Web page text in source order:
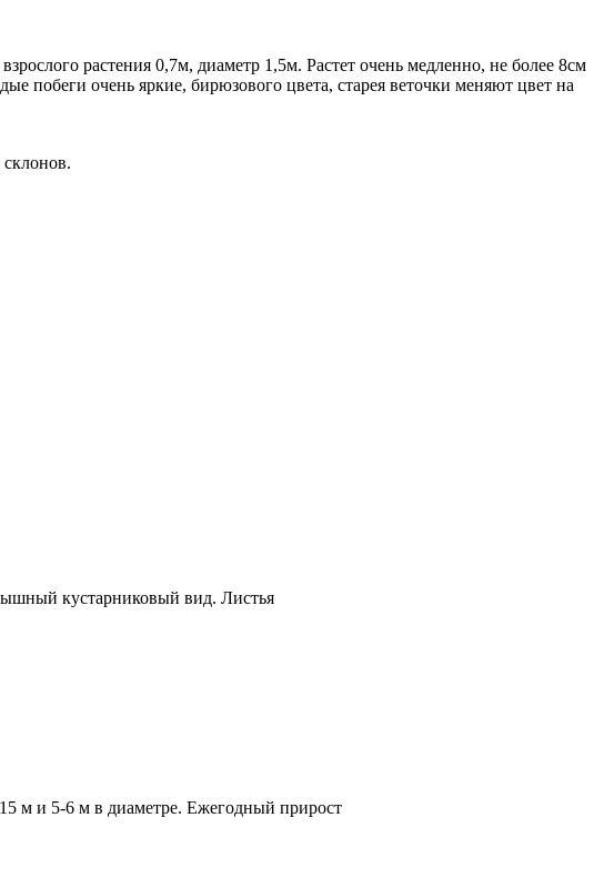
растения 0,7м, диаметр 1,5м. Растет очень медленно, не более 8см
побеги очень яркие, бирюзового цвета, старея веточки меняют цвет на
кустарниковый вид. Листья
м и 5-6 м в диаметре. Ежегодный прирост